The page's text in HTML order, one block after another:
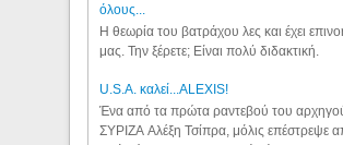
όλους...
Η θεωρία του βατράχου λες και έχει
μας. Την ξέρετε; Είναι πολύ διδακτική.
U.S.A. καλεί...ALEXIS!
Ένα από τα πρώτα ραντεβού του
ΣΥΡΙΖΑ Αλέξη Τσίπρα, μόλις επέστρεψε